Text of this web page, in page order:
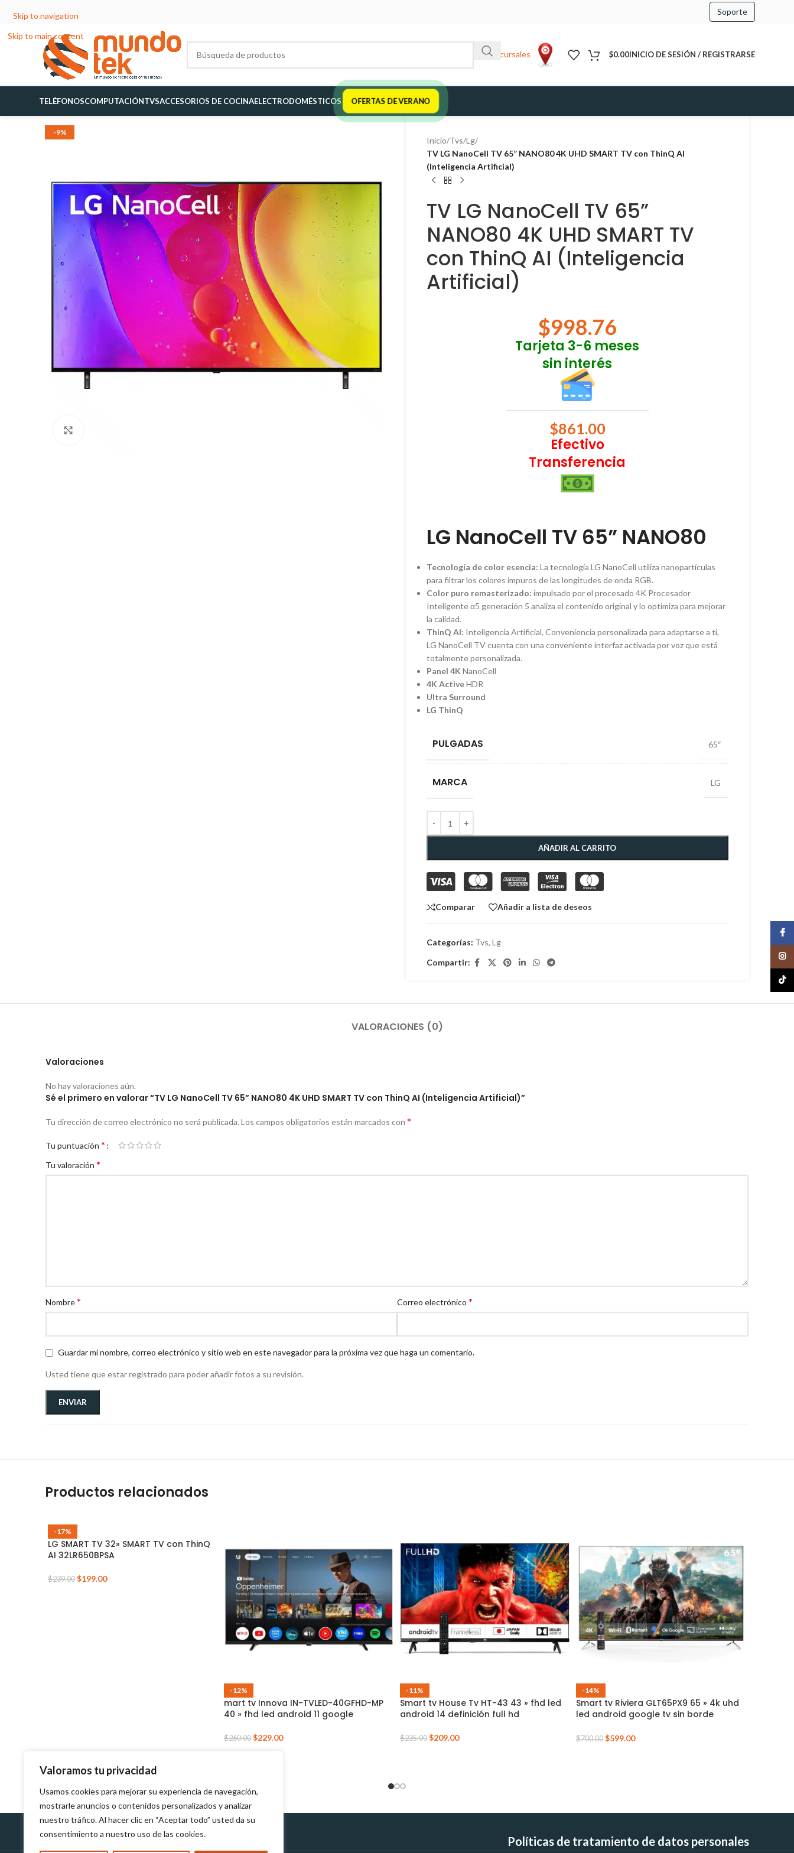
Valoramos tu privacidad
Usamos cookies para mejorar su experiencia de navegación,
mostrarle anuncios o contenidos personalizados y analizar
nuestro tráfico. Al hacer clic en “Aceptar todo” usted da su
consentimiento a nuestro uso de las cookies.
Skip to navigation
Skip to main content
Soporte
Sucursales $0.00INICIO DE SESIÓN / REGISTRARSE
TELÉFONOSCOMPUTACIÓNTVSACCESORIOS DE COCINAELECTRODOMÉSTICOS OFERTAS DE VERANO
-9%
Inicio/Tvs/Lg/
TV LG NanoCell TV 65” NANO80 4K UHD SMART TV con ThinQ AI
(Inteligencia Artificial)
TV LG NanoCell TV 65”
NANO80 4K UHD SMART TV
con ThinQ AI (Inteligencia
Artificial)
$998.76
Tarjeta 3-6 meses
sin interés
$861.00
Efectivo
Transferencia
LG NanoCell TV 65” NANO80
Tecnología de color esencia: La tecnología LG NanoCell utiliza nanopartículas
para filtrar los colores impuros de las longitudes de onda RGB.
Color puro remasterizado: impulsado por el procesado 4K Procesador
Inteligente α5 generación 5 analiza el contenido original y lo optimiza para mejorar
la calidad.
ThinQ AI: Inteligencia Artificial, Conveniencia personalizada para adaptarse a ti,
LG NanoCell TV cuenta con una conveniente interfaz activada por voz que está
totalmente personalizada.
Panel 4K NanoCell
4K ActiveHDR
Ultra Surround
LG ThinQ
PULGADAS 65″
MARCA LG
AÑADIR AL CARRITO
Comparar Añadir a lista de deseos
Categorías: Tvs, Lg
Compartir:
VALORACIONES (0)
Valoraciones
No hay valoraciones aún.
Sé el primero en valorar “TV LG NanoCell TV 65” NANO80 4K UHD SMART TV con ThinQ AI (Inteligencia Artificial)”
Tu dirección de correo electrónico no será publicada. Los campos obligatorios están marcados con *
Tu puntuación *
Tu valoración *
Nombre* Correo electrónico *
Guardar mi nombre, correo electrónico y sitio web en este navegador para la próxima vez que haga un comentario.
Usted tiene que estar registrado para poder añadir fotos a su revisión.
Productos relacionados
-17%
LG SMART TV 32» SMART TV con ThinQ
AI 32LR650BPSA
$239.00 $199.00
-12%
mart tv Innova IN-TVLED-40GFHD-MP
40 » fhd led android 11 google
$260.00 $229.00
-11%
Smart tv House Tv HT-43 43 » fhd led
android 14 definición full hd
$235.00 $209.00
-14%
Smart tv Riviera GLT65PX9 65 » 4k uhd
led android google tv sin borde
$700.00 $599.00
Políticas de Devolución Políticas de tratamiento de datos personales